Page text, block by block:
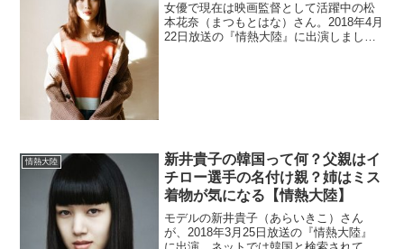
女優で現在は映画監督として活躍中の松
本花奈（まつもとはな）さん。2018年4月
22日放送の『情熱大陸』に出演しまし
情熱大陸
新井貴子の韓国って何？父親はイ
チロー選手の名付け親？姉はミス
着物が気になる【情熱大陸】
モデルの新井貴子（あらいきこ）さん
が、2018年3月25日放送の『情熱大陸』